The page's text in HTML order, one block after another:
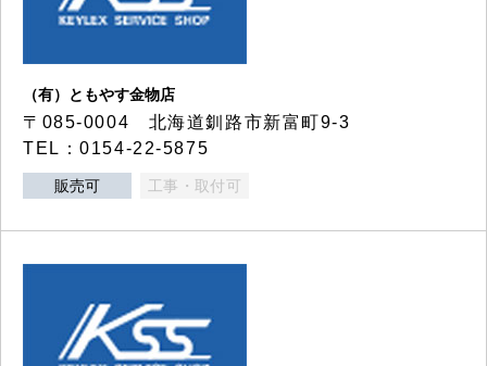
（有）ともやす金物店
〒085-0004 北海道釧路市新富町9-3
TEL：0154-22-5875
販売可 工事・取付可